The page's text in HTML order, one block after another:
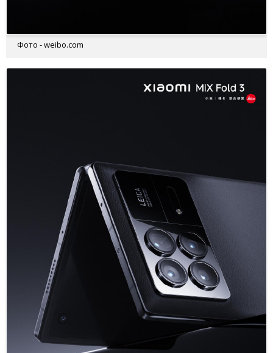
Фото - weibo.com